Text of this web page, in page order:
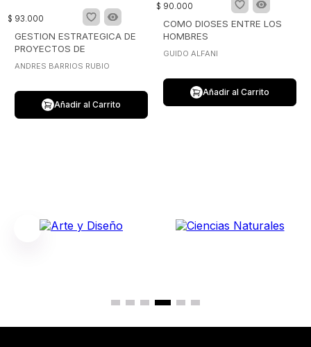
$ 93.000
GESTION ESTRATEGICA DE
PROYECTOS DE
COMUNICACION
ANDRES BARRIOS RUBIO
Añadir al Carrito
$ 90.000
COMO DIOSES ENTRE LOS
HOMBRES
GUIDO ALFANI
Añadir al Carrito